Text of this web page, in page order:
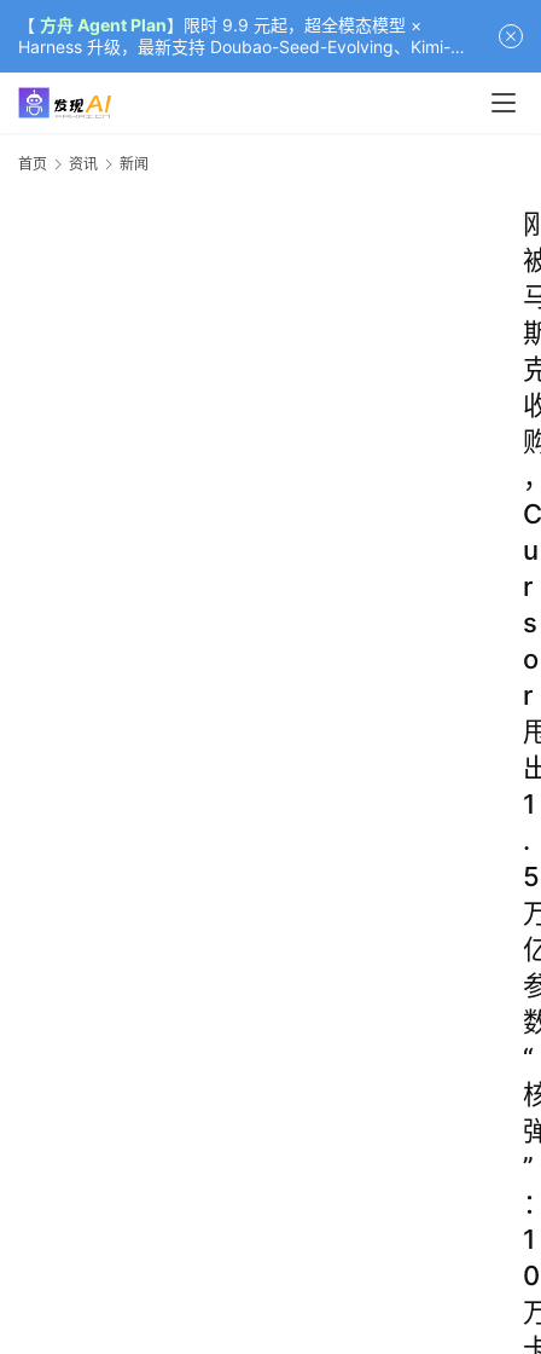
【 方舟 Agent Plan】限时 9.9 元起，超全模态模型 ×
Harness 升级，最新支持 Doubao-Seed-Evolving、Kimi-
K3（部分）、GLM-5.2
首页 资讯 新闻
C
u
r
s
o
r
1
.
5
“
”
1
0